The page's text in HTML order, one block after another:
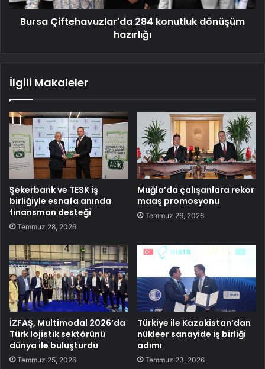
Bursa Çiftehavuzlar'da 284 konutluk dönüşüm
hazırlığı
İlgili Makaleler
Şekerbank ve TESK iş
birliğiyle esnafa anında
finansman desteği
Temmuz 28, 2026
Muğla’da çalışanlara rekor
maaş promosyonu
Temmuz 26, 2026
İZFAŞ, Multimodal 2026’da
Türk lojistik sektörünü
dünya ile buluşturdu
Temmuz 25, 2026
Türkiye ile Kazakistan’dan
nükleer sanayide iş birliği
adımı
Temmuz 23, 2026